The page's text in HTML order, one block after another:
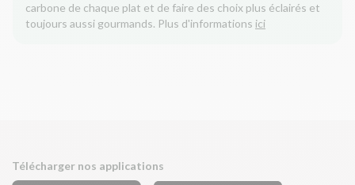
carbone de chaque plat et de faire des choix plus éclairés et
toujours aussi gourmands. Plus d'informations ici
Télécharger nos applications